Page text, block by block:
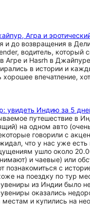
Агра и
и до возвращения в
водитель,
Агре и Hasrh в
в истории и
впечатление,
увидеть Индию за 5
путешествие в
на одном авто
говорили с
что у нас уже
ушло около
и чаевые) или
познакомиться с
на поездку по тур
из Индии было
оказались
местам и купились на